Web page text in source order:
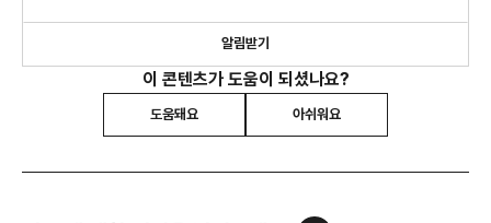
알림받기
이 콘텐츠가 도움이 되셨나요?
도움돼요 아쉬워요